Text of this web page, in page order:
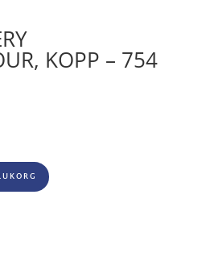
KOPP – 754